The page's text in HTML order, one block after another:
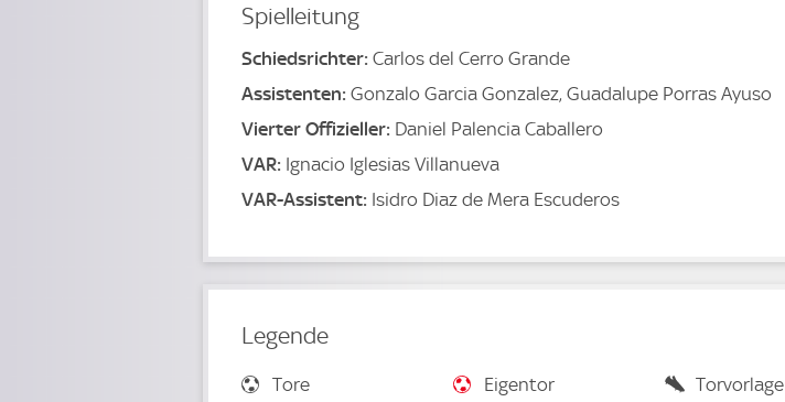
Spielleitung
Schiedsrichter: Carlos del Cerro Grande
Assistenten: Gonzalo Garcia Gonzalez, Guadalupe Porras Ayuso
Vierter Offizieller: Daniel Palencia Caballero
VAR: Ignacio Iglesias Villanueva
VAR-Assistent: Isidro Diaz de Mera Escuderos
Legende
Tore Eigentor
Torvorlage